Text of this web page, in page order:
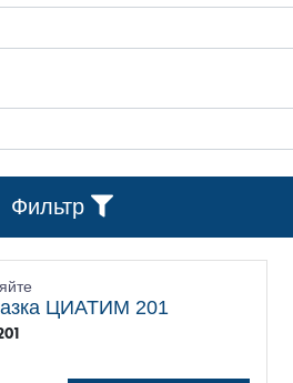
Фильтр